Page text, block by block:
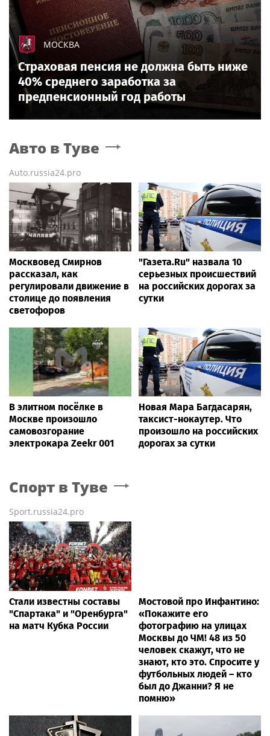
МОСКВА
Страховая пенсия не должна быть ниже
40% среднего заработка за
предпенсионный год работы
Авто в Туве
Auto.russia24.pro
Москвовед Смирнов
рассказал, как
регулировали движение в
столице до появления
светофоров
"Газета.Ru" назвала 10
серьезных происшествий
на российских дорогах за
сутки
В элитном посёлке в
Москве произошло
самовозгорание
электрокара Zeekr 001
Новая Мара Багдасарян,
таксист-нокаутер. Что
произошло на российских
дорогах за сутки
Спорт в Туве
Sport.russia24.pro
Стали известны составы
"Спартака" и "Оренбурга"
на матч Кубка России
Мостовой про Инфантино:
«Покажите его
фотографию на улицах
Москвы до ЧМ! 48 из 50
человек скажут, что не
знают, кто это. Спросите у
футбольных людей – кто
был до Джанни? Я не
помню»